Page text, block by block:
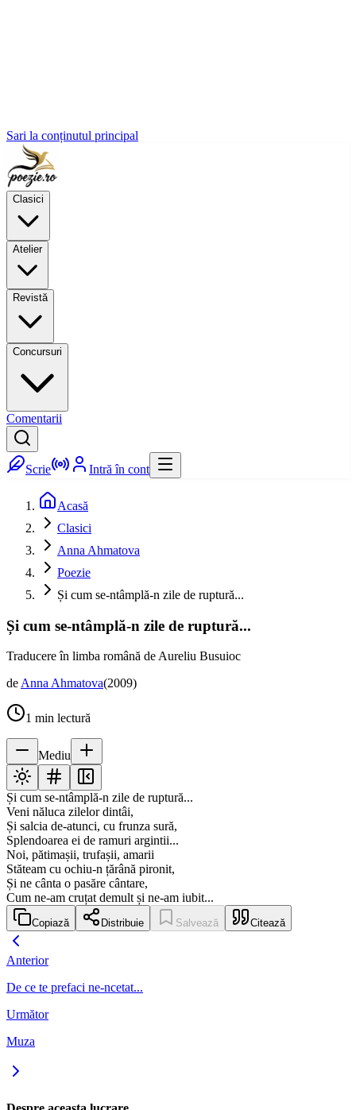
Sari la conținutul principal
Clasici
Atelier
Revistă
Concursuri
Comentarii
Scrie Intră în cont
Acasă
Clasici
Anna Ahmatova
Poezie
Și cum se-ntâmplă-n zile de ruptură...
Și cum se-ntâmplă-n zile de ruptură...
Traducere în limba română de Aureliu Busuioc
deAnna Ahmatova(2009)
1 min lectură
Mediu
Și cum se-ntâmplă-n zile de ruptură...
Veni năluca zilelor dintâi,
Și salcia de-atunci, cu frunza sură,
Splendoarea ei de ramuri argintii...
Noi, pătimașii, trufașii, amarii
Stăteam cu ochiu-n țărână pironit,
Și ne cânta o pasăre cântare,
Cum ne-am cruțat demult și ne-am iubit...
Copiază Distribuie Salvează Citează
Anterior
De ce te prefaci ne-ncetat...
Următor
Muza